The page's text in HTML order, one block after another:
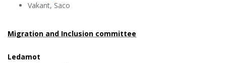
Vakant, Saco
Migration and Inclusion committee
Ledamot